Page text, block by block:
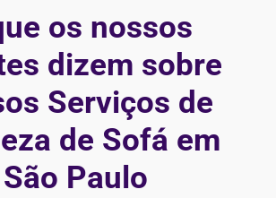
os nossos
dizem sobre
Serviços de
de Sofá em
São Paulo